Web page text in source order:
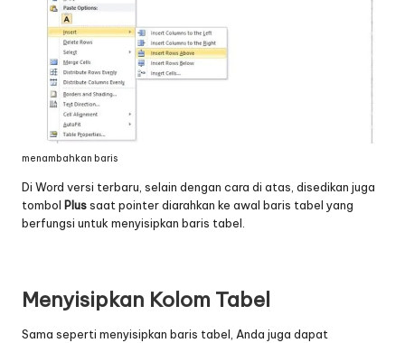
menambahkan baris
Di Word versi terbaru, selain dengan cara di atas, disedikan juga
tombol Plussaat pointer diarahkan ke awal baris tabel yang
berfungsi untuk menyisipkan baris tabel.
Menyisipkan Kolom Tabel
Sama seperti menyisipkan baris tabel, Anda juga dapat